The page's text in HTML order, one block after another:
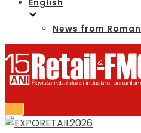
English
News from